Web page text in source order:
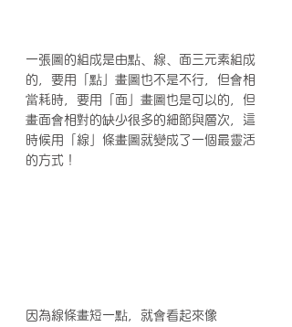
一張圖的組成是由點、線、面三元素組成
的，要用「點」畫圖也不是不行，但會相
當耗時，要用「面」畫圖也是可以的，但
畫面會相對的缺少很多的細節與層次，這
時候用「線」條畫圖就變成了一個最靈活
的方式！
因為線條畫短一點，就會看起來像